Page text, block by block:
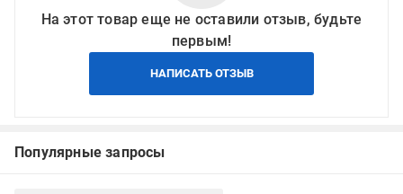
На этот товар еще не оставили отзыв, будьте
первым!
НАПИСАТЬ ОТЗЫВ
Популярные запросы